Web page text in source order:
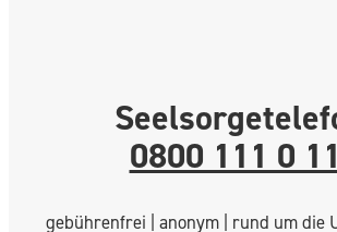
0800 111 0
gebührenfrei | anonym | rund um die